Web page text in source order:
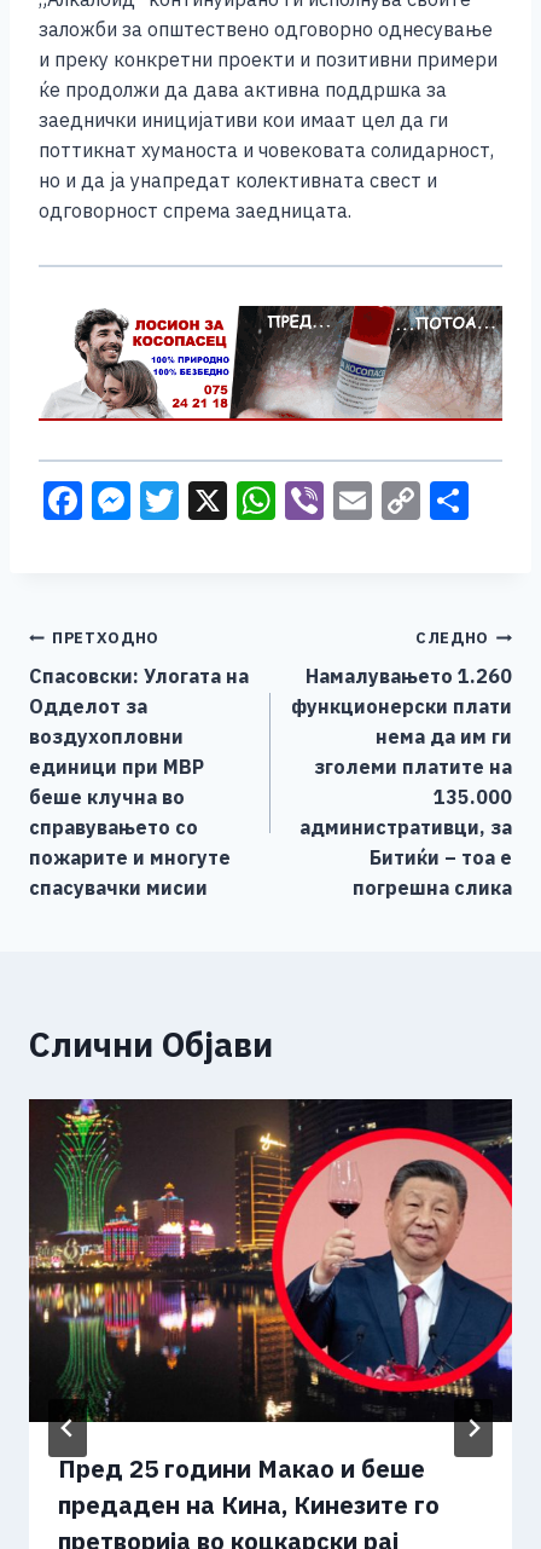
заложби за општествено одговорно однесување
и преку конкретни проекти и позитивни примери
ќе продолжи да дава активна поддршка за
заеднички иницијативи кои имаат цел да ги
поттикнат хуманоста и човековата солидарност,
но и да ја унапредат колективната свест и
одговорност спрема заедницата.
F
b
o
o
k
M
n
g
er
T X W
p
p
Vi E C
Li
n
k
Навигација
на
напис
ПРЕТХОДНО
Спасовски: Улогата на
Одделот за
воздухопловни
единици при МВР
беше клучна во
справувањето со
пожарите и многуте
спасувачки мисии
СЛЕДНО
Намалувањето 1.260
функционерски плати
нема да им ги
зголеми платите на
135.000
административци, за
Битиќи – тоа е
погрешна слика
Слични Објави
Пред 25 години Макао и беше
предаден на Кина, Кинезите го
претворија во коцкарски рај